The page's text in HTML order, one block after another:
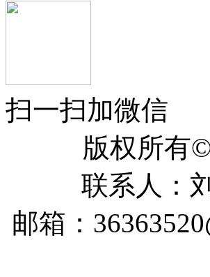
扫一扫加微信
版权所
联系人：
邮箱：